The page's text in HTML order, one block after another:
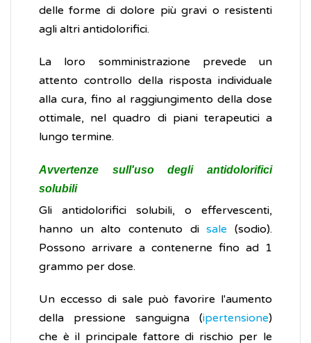
delle forme di dolore più gravi o resistenti
agli altri antidolorifici.
La loro somministrazione prevede un
attento controllo della risposta individuale
alla cura, fino al raggiungimento della dose
ottimale, nel quadro di piani terapeutici a
lungo termine.
Avvertenze sull'uso degli antidolorifici
solubili
Gli antidolorifici solubili, o effervescenti,
hanno un alto contenuto disale(sodio).
Possono arrivare a contenerne fino ad 1
grammo per dose.
Un eccesso di sale può favorire l'aumento
della pressione sanguigna (ipertensione)
che è il principale fattore di rischio per le